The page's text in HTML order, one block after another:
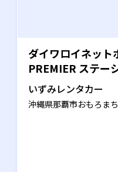
ダイワロイネット
PREMIER ステー
いずみレンタカー
沖縄県那覇市おもろま